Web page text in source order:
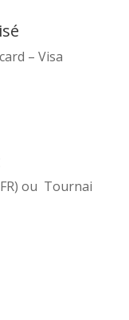
– Visa
ou Tournai